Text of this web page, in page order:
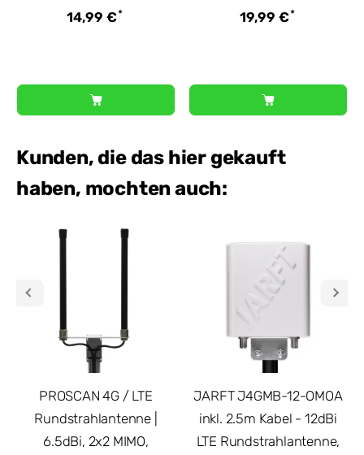
14,99 €*
19,99 €*
Kunden, die das hier gekauft
haben, mochten auch:
PROSCAN 4G / LTE
Rundstrahlantenne |
6.5dBi, 2x2 MIMO,
JARFT J4GMB-12-OMOA
inkl. 2.5m Kabel - 12dBi
LTE Rundstrahlantenne,